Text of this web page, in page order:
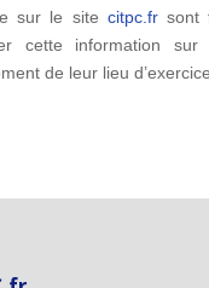
sur le site citpc.frsont
cette information
de leur lieu d’exercice.